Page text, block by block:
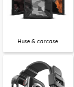
Huse & carcase